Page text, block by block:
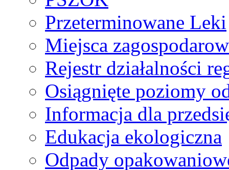
Przeterminowane Leki
Miejsca
Rejestr działalności
Osiągnięte poziomy
Informacja dla
Edukacja ekologiczna
Odpady